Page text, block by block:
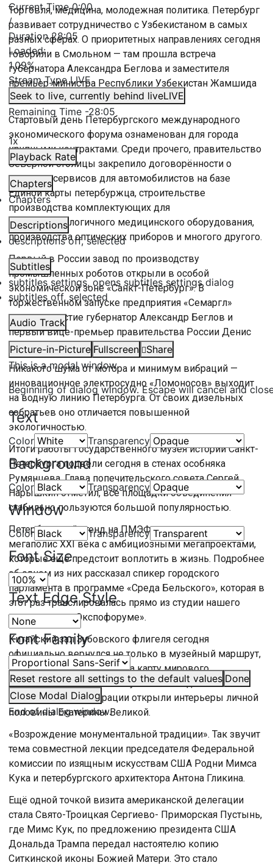
Current Time0:00
/
Duration28:05
Loaded:
1.09%
Stream TypeLIVE
Seek to live, currently behind liveLIVE
Remaining Time -28:05
1x
Playback Rate
Chapters
Chapters
Descriptions
descriptions off, selected
Subtitles
subtitles settings, opens subtitles settings dialog
subtitles off, selected
Audio Track
Picture-in-Picture Fullscreen
Share
This is a modal window.
Beginning of dialog window. Escape will cancel and
Text
Color Transparency
Background
Color Transparency
Window
Color Transparency
Font Size
Text Edge Style
Font Family
Reset restore all settings to the default values Done
Close Modal Dialog
End of dialog window.
Торговля, медицина, молодежная политика. Петербург
развивает сотрудничество с Узбекистаном в самых
разных сферах. О приоритетных направлениях сегодня
говорили в Смольном — там прошла встреча
губернатора Александра Беглова и заместителя
премьер-министра Республики Узбекистан Жамшида
Ходжаева.
Стартовый день Петербургского международного
экономического форума ознаменован для города
крупными контрактами. Среди прочего, правительство
Северной столицы закрепило договорённости о
развитии сервисов для автомобилистов на базе
Единой карты петербуржца, строительстве
производства комплектующих для
высокотехнологичного медицинского оборудования,
производства оптических приборов и многого другого.
Первый в России завод по производству
промышленных роботов открыли в особой
экономической зоне «Санкт-Петербург». В
торжественном запуске предприятия «Семаргл»
приняли участие губернатор Александр Беглов и
первый вице-премьер правительства России Денис
Мантуров.
Никакого шума от мотора и минимум вибраций —
инновационное электросудно «Ломоносов» выходит
на водную линию Петербурга. От своих дизельных
собратьев оно отличается повышенной
экологичностью.
Итоги работы Государственного музея истории Санкт-
Петербурга подвели сегодня в стенах особняка
Румянцева. Глава попечительского совета Сергей
Нарышкин отметил, все площадки объединения
стабильно пользуются большой популярностью.
Петербургский стенд на ПМЭФ представляет
мегаполис XXI века с амбициозными мегапроектами,
которые ещё предстоит воплотить в жизнь. Подробнее
об одном из них рассказал спикер городского
парламента в программе «Среда Бельского», которая в
этот раз транслировалась прямо из студии нашего
телеканала в «Экспофоруме».
Китайский зал Зубовского флигеля сегодня
официально вернулся не только в музейный маршрут,
но и, без преувеличения, на карту мирового
культурного наследия. В музее-заповеднике после
многолетней реставрации открыли интерьеры личной
половины Екатерины Великой.
«Возрождение монументальной традиции». Так звучит
тема совместной лекции председателя Федеральной
комиссии по изящным искусствам США Родни Мимса
Кука и петербургского архитектора Антона Гликина.
Ещё одной точкой визита американской делегации
стала Свято-Троицкая Сергиево- Приморская Пустынь,
где Мимс Кук, по предложению президента США
Дональда Трампа передал настоятелю копию
Ситкинской иконы Божией Матери. Это стало